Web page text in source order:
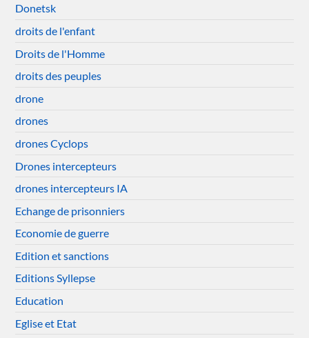
Donetsk
droits de l'enfant
Droits de l'Homme
droits des peuples
drone
drones
drones Cyclops
Drones intercepteurs
drones intercepteurs IA
Echange de prisonniers
Economie de guerre
Edition et sanctions
Editions Syllepse
Education
Eglise et Etat